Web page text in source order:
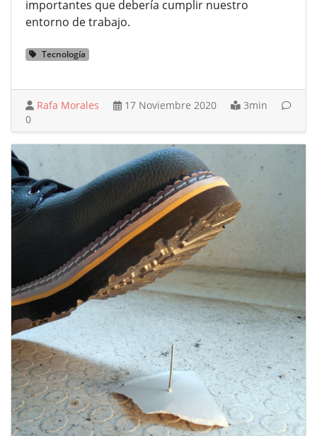
importantes que debería cumplir nuestro
entorno de trabajo.
Tecnología
Rafa Morales 17 Noviembre 2020
3min
0